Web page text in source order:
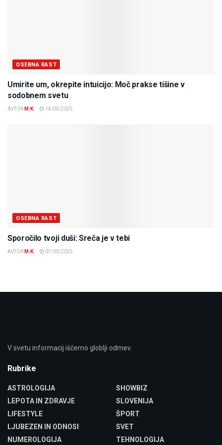
OSEBNA RAST
Umirite um, okrepite intuicijo: Moč prakse tišine v
sodobnem svetu
AVTOR M.K. 14/03/2025
OSEBNA RAST
Sporočilo tvoji duši: Sreča je v tebi
AVTOR M.K. 07/03/2025
V svetu informacij iščemo globlji odmev.
Rubrike
ASTROLOGIJA
LEPOTA IN ZDRAVJE
LIFESTYLE
LJUBEZEN IN ODNOSI
NUMEROLOGIJA
SHOWBIZ
SLOVENIJA
ŠPORT
SVET
TEHNOLOGIJA